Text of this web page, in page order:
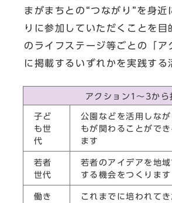
まがまちとの“つながり”を身近
りに参加していただくことを
のライフステージ等ごとの「ア
に掲載するいずれかを実践する
アクション1～3から
子ど
も世
代
公園などを活用しな
もが関わることがで
ます
若者
世代
若者のアイデアを地
する機会をつくります
働き
これまでに培われて